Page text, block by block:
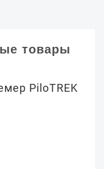
товары
PiloTREK